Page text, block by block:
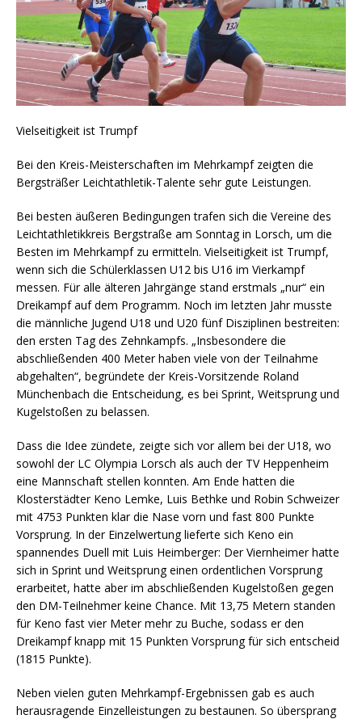
Vielseitigkeit ist Trumpf
Bei den Kreis-Meisterschaften im Mehrkampf zeigten die
Bergsträßer Leichtathletik-Talente sehr gute Leistungen.
Bei besten äußeren Bedingungen trafen sich die Vereine des
Leichtathletikkreis Bergstraße am Sonntag in Lorsch, um die
Besten im Mehrkampf zu ermitteln. Vielseitigkeit ist Trumpf,
wenn sich die Schülerklassen U12 bis U16 im Vierkampf
messen. Für alle älteren Jahrgänge stand erstmals „nur“ ein
Dreikampf auf dem Programm. Noch im letzten Jahr musste
die männliche Jugend U18 und U20 fünf Disziplinen bestreiten:
den ersten Tag des Zehnkampfs. „Insbesondere die
abschließenden 400 Meter haben viele von der Teilnahme
abgehalten“, begründete der Kreis-Vorsitzende Roland
Münchenbach die Entscheidung, es bei Sprint, Weitsprung und
Kugelstoßen zu belassen.
Dass die Idee zündete, zeigte sich vor allem bei der U18, wo
sowohl der LC Olympia Lorsch als auch der TV Heppenheim
eine Mannschaft stellen konnten. Am Ende hatten die
Klosterstädter Keno Lemke, Luis Bethke und Robin Schweizer
mit 4753 Punkten klar die Nase vorn und fast 800 Punkte
Vorsprung. In der Einzelwertung lieferte sich Keno ein
spannendes Duell mit Luis Heimberger: Der Viernheimer hatte
sich in Sprint und Weitsprung einen ordentlichen Vorsprung
erarbeitet, hatte aber im abschließenden Kugelstoßen gegen
den DM-Teilnehmer keine Chance. Mit 13,75 Metern standen
für Keno fast vier Meter mehr zu Buche, sodass er den
Dreikampf knapp mit 15 Punkten Vorsprung für sich entscheid
(1815 Punkte).
Neben vielen guten Mehrkampf-Ergebnissen gab es auch
herausragende Einzelleistungen zu bestaunen. So übersprang